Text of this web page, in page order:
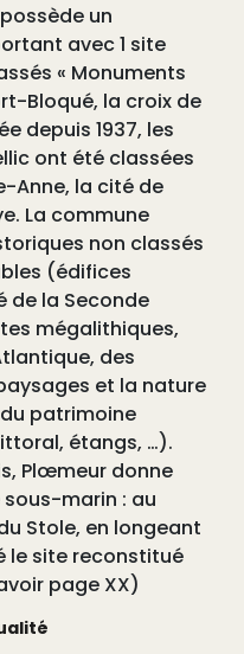
un
avec 1 site
« Monuments
Bloqué, la croix de
depuis 1937, les
ont été classées
Anne, la cité de
La commune
non classés
(édifices
de la Seconde
mégalithiques,
des
et la nature
patrimoine
étangs, …).
Plœmeur donne
marin : au
Stole, en longeant
le site reconstitué
page XX)